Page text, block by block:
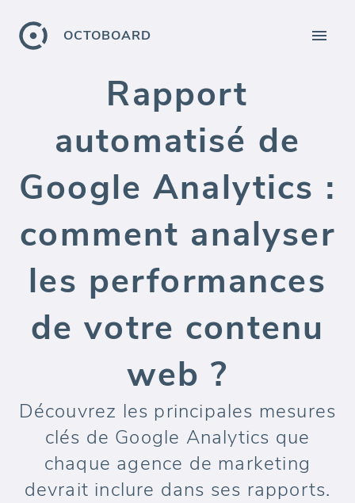
OCTOBOARD
Rapport
automatisé de
Google Analytics :
comment analyser
les performances
de votre contenu
web ?
Découvrez les principales mesures
clés de Google Analytics que
chaque agence de marketing
devrait inclure dans ses rapports.